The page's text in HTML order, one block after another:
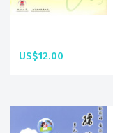
US$12.00